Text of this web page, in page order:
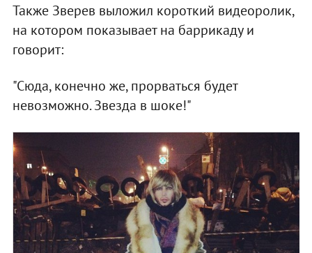
Также Зверев выложил короткий видеоролик,
на котором показывает на баррикаду и
говорит:
"Сюда, конечно же, прорваться будет
невозможно. Звезда в шоке!"